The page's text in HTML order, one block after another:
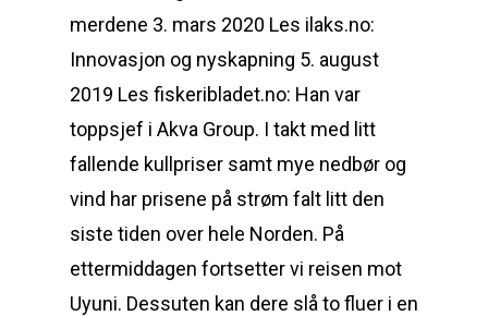
merdene 3. mars 2020 Les ilaks.no:
Innovasjon og nyskapning 5. august
2019 Les fiskeribladet.no: Han var
toppsjef i Akva Group. I takt med litt
fallende kullpriser samt mye nedbør og
vind har prisene på strøm falt litt den
siste tiden over hele Norden. På
ettermiddagen fortsetter vi reisen mot
Uyuni. Dessuten kan dere slå to fluer i en